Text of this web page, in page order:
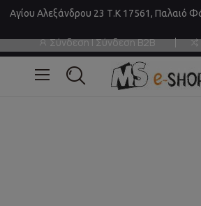
Αγίου Αλεξάνδρου 23 Τ.Κ 17561, Παλαιό
Σύνδεση | Σύνδεση B2B